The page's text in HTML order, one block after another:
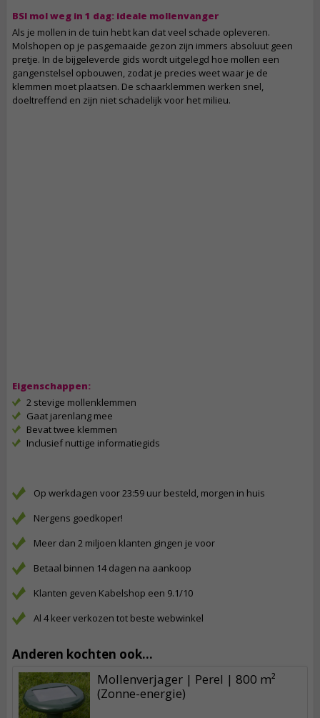
BSI mol weg in 1 dag: ideale mollenvanger
Als je mollen in de tuin hebt kan dat veel schade opleveren.
Molshopen op je pasgemaaide gezon zijn immers absoluut geen
pretje. In de bijgeleverde gids wordt uitgelegd hoe mollen een
gangenstelsel opbouwen, zodat je precies weet waar je de
klemmen moet plaatsen. De schaarklemmen werken snel,
doeltreffend en zijn niet schadelijk voor het milieu.
Eigenschappen:
2 stevige mollenklemmen
Gaat jarenlang mee
Bevat twee klemmen
Inclusief nuttige informatiegids
Op werkdagen voor 23:59 uur besteld, morgen in huis
Nergens goedkoper!
Meer dan 2 miljoen klanten gingen je voor
Betaal binnen 14 dagen na aankoop
Klanten geven Kabelshop een 9.1/10
Al 4 keer verkozen tot beste webwinkel
Anderen kochten ook...
Mollenverjager | Perel | 800 m²
(Zonne-energie)